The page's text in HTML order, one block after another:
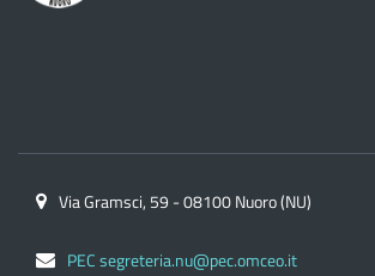
Via Gramsci, 59 - 08100 Nuoro (NU)
PEC segreteria.nu@pec.omceo.it